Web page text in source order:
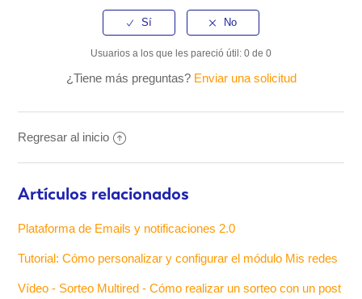
Usuarios a los que les pareció útil: 0 de 0
¿Tiene más preguntas? Enviar una solicitud
Regresar al inicio
Artículos relacionados
Plataforma de Emails y notificaciones 2.0
Tutorial: Cómo personalizar y configurar el módulo Mis redes
Vídeo - Sorteo Multired - Cómo realizar un sorteo con un post